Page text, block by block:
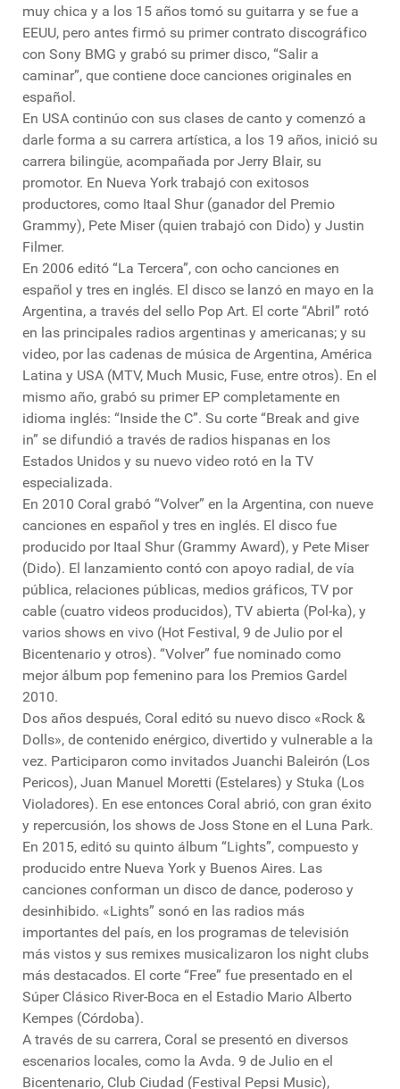
muy chica y a los 15 años tomó su guitarra y se fue a
EEUU, pero antes firmó su primer contrato discográfico
con Sony BMG y grabó su primer disco, “Salir a
caminar”, que contiene doce canciones originales en
español.
En USA continúo con sus clases de canto y comenzó a
darle forma a su carrera artística, a los 19 años, inició su
carrera bilingüe, acompañada por Jerry Blair, su
promotor. En Nueva York trabajó con exitosos
productores, como Itaal Shur (ganador del Premio
Grammy), Pete Miser (quien trabajó con Dido) y Justin
Filmer.
En 2006 editó “La Tercera”, con ocho canciones en
español y tres en inglés. El disco se lanzó en mayo en la
Argentina, a través del sello Pop Art. El corte “Abril” rotó
en las principales radios argentinas y americanas; y su
video, por las cadenas de música de Argentina, América
Latina y USA (MTV, Much Music, Fuse, entre otros). En el
mismo año, grabó su primer EP completamente en
idioma inglés: “Inside the C”. Su corte “Break and give
in” se difundió a través de radios hispanas en los
Estados Unidos y su nuevo video rotó en la TV
especializada.
En 2010 Coral grabó “Volver” en la Argentina, con nueve
canciones en español y tres en inglés. El disco fue
producido por Itaal Shur (Grammy Award), y Pete Miser
(Dido). El lanzamiento contó con apoyo radial, de vía
pública, relaciones públicas, medios gráficos, TV por
cable (cuatro videos producidos), TV abierta (Pol-ka), y
varios shows en vivo (Hot Festival, 9 de Julio por el
Bicentenario y otros). “Volver” fue nominado como
mejor álbum pop femenino para los Premios Gardel
2010.
Dos años después, Coral editó su nuevo disco «Rock &
Dolls», de contenido enérgico, divertido y vulnerable a la
vez. Participaron como invitados Juanchi Baleirón (Los
Pericos), Juan Manuel Moretti (Estelares) y Stuka (Los
Violadores). En ese entonces Coral abrió, con gran éxito
y repercusión, los shows de Joss Stone en el Luna Park.
En 2015, editó su quinto álbum “Lights”, compuesto y
producido entre Nueva York y Buenos Aires. Las
canciones conforman un disco de dance, poderoso y
desinhibido. «Lights” sonó en las radios más
importantes del país, en los programas de televisión
más vistos y sus remixes musicalizaron los night clubs
más destacados. El corte “Free” fue presentado en el
Súper Clásico River-Boca en el Estadio Mario Alberto
Kempes (Córdoba).
A través de su carrera, Coral se presentó en diversos
escenarios locales, como la Avda. 9 de Julio en el
Bicentenario, Club Ciudad (Festival Pepsi Music),